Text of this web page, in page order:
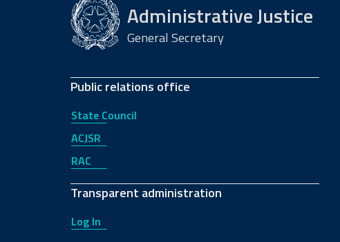
Administrative Justice
General Secretary
Public relations office
State Council
ACJSR
RAC
Transparent administration
Log In